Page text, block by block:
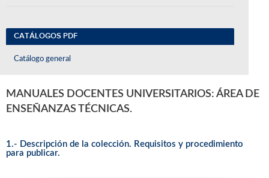
CATÁLOGOS PDF
Catálogo general
MANUALES DOCENTES UNIVERSITARIOS: ÁREA DE
ENSEÑANZAS TÉCNICAS.
1.- Descripción de la colección. Requisitos y procedimiento
para publicar.